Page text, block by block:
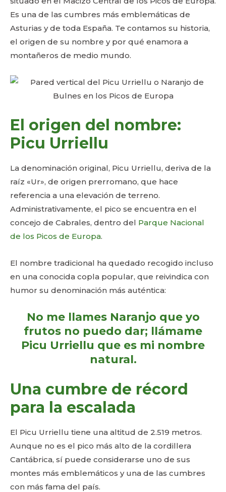
Es una de las cumbres más emblemáticas de
Asturias y de toda España. Te contamos su historia,
el origen de su nombre y por qué enamora a
montañeros de medio mundo.
El origen del nombre:
Picu Urriellu
La denominación original, Picu Urriellu, deriva de la
raíz «Ur», de origen prerromano, que hace
referencia a una elevación de terreno.
Administrativamente, el pico se encuentra en el
concejo de Cabrales, dentro del Parque Nacional
de los Picos de Europa.
El nombre tradicional ha quedado recogido incluso
en una conocida copla popular, que reivindica con
humor su denominación más auténtica:
No me llames Naranjo que yo
frutos no puedo dar; llámame
Picu Urriellu que es mi nombre
natural.
Una cumbre de récord
para la escalada
El Picu Urriellu tiene una altitud de 2.519 metros.
Aunque no es el pico más alto de la cordillera
Cantábrica, sí puede considerarse uno de sus
montes más emblemáticos y una de las cumbres
con más fama del país.